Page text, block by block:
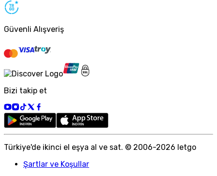
Güvenli Alışveriş
Bizi takip et
Türkiye'de ikinci el eşya al ve sat. © 2006-2026 letgo
Şartlar ve Koşullar